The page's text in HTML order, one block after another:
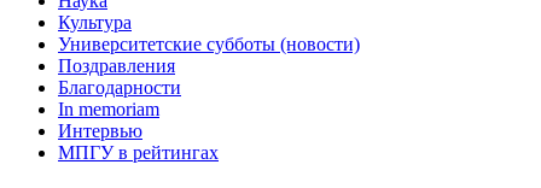
Культура
Университетские субботы (новости)
Поздравления
Благодарности
In memoriam
Интервью
МПГУ в рейтингах